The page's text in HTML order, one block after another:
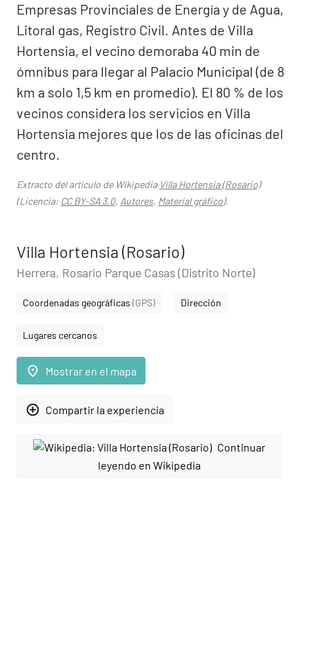
Empresas Provinciales de Energía y de Agua,
Litoral gas, Registro Civil. Antes de Villa
Hortensia, el vecino demoraba 40 min de
ómnibus para llegar al Palacio Municipal (de 8
km a solo 1,5 km en promedio). El 80 % de los
vecinos considera los servicios en Villa
Hortensia mejores que los de las oficinas del
centro.
Extracto del artículo de Wikipedia Villa Hortensia (Rosario)
(Licencia: CC BY-SA 3.0, Autores, Material gráfico).
Villa Hortensia (Rosario)
Herrera, Rosario Parque Casas (Distrito Norte)
Coordenadas geográficas (GPS) Dirección
Lugares cercanos
place Mostrar en el mapa
add_circle_outline Compartir la experiencia
Continuar
leyendo en Wikipedia